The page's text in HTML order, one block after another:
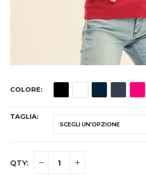
COLORE
TAGLIA